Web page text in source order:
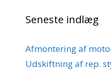
Seneste indlæg
Afmontering af
Udskiftning af rep.